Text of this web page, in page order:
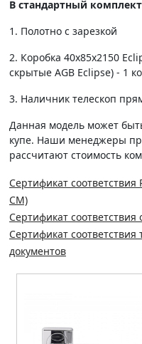
В стандартный
1. Полотно c зарезкой
2. Коробка 40х85х2150
скрытые AGB Eclipse) - 1
3. Наличник телескоп
Данная модель может
купе. Наши менеджеры
рассчитают стоимость
Сертификат соответствия
СМ)
Сертификат соответствия
Сертификат
документов